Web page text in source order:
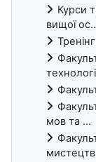
Курси
вищої
мов та ...
мистецтв